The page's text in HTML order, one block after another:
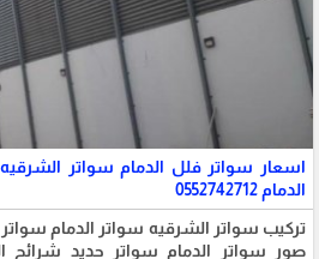
اسعار سواتر فلل الدمام سواتر
الدمام 0552742712
تركيب سواتر الشرقيه سواتر الدمام سواتر
صور سواتر الدمام سواتر حديد شرائح